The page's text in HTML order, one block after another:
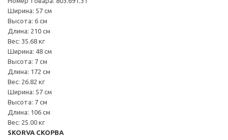
Ширина: 57 см
Высота: 6 см
Длина: 210 см
Вес: 35.68 кг
Ширина: 48 см
Высота: 7 см
Длина: 172 см
Вес: 26.82 кг
Ширина: 57 см
Высота: 7 см
Длина: 106 см
Вес: 25.00 кг
SKORVA СКОРВА